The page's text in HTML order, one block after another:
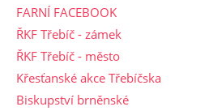
FARNÍ FACEBOOK
ŘKF Třebíč - zámek
ŘKF Třebíč - město
Křesťanské akce Třebíčska
Biskupství brněnské